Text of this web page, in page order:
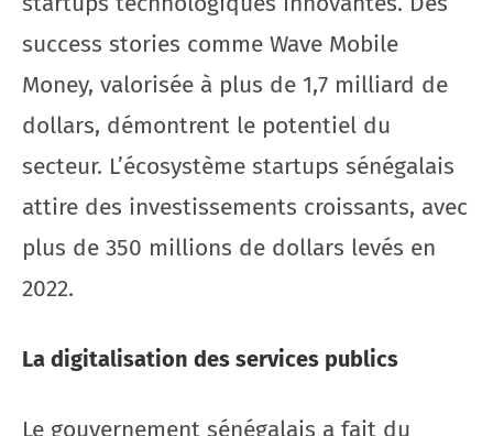
success stories comme Wave Mobile
Money, valorisée à plus de 1,7 milliard de
dollars, démontrent le potentiel du
secteur. L’écosystème startups sénégalais
attire des investissements croissants, avec
plus de 350 millions de dollars levés en
2022.
La digitalisation des services publics
Le gouvernement sénégalais a fait du